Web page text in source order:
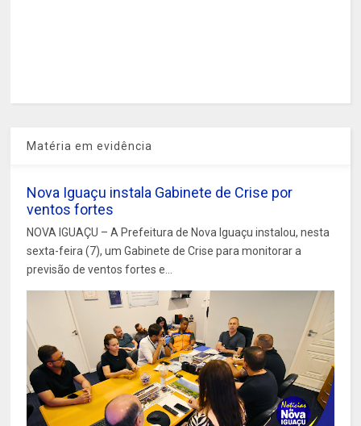
Matéria em evidência
Nova Iguaçu instala Gabinete de Crise por
ventos fortes
NOVA IGUAÇU – A Prefeitura de Nova Iguaçu instalou, nesta
sexta-feira (7), um Gabinete de Crise para monitorar a
previsão de ventos fortes e...